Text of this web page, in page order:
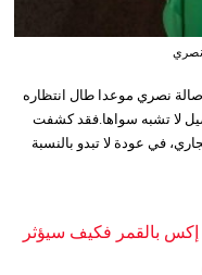
نصري
نصري موعدا طال انتظاره
لا تشبه سواها.فقد كشفت
في عودة لا تبدو بالنسبة
بالقمر فكيف سيؤثر